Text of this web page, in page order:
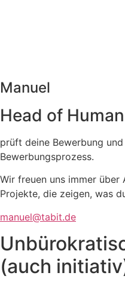
Manuel
Head of
prüft deine Bewerbung
Bewerbungsprozess.
Wir freuen uns immer
Projekte, die zeigen, was
manuel@tabit.de
(auch